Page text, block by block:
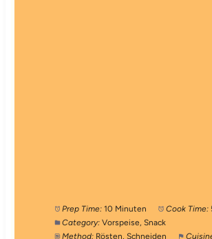
Prep Time: 10 Minuten Cook Time:
Category: Vorspeise, Snack
Method: Rösten, Schneiden